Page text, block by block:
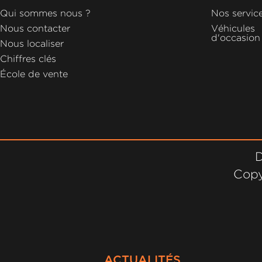
MICHEL
ACTUALITÉS
Qui sommes nous ?
Nous contacter
Nous localiser
Chiffres clés
École de vente
Nos
Véhicules
d'occasion